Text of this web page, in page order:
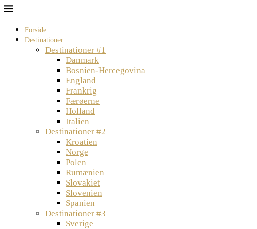
Forside
Destinationer
Destinationer #1
Danmark
Bosnien-Hercegovina
England
Frankrig
Færøerne
Holland
Italien
Destinationer #2
Kroatien
Norge
Polen
Rumænien
Slovakiet
Slovenien
Spanien
Destinationer #3
Sverige